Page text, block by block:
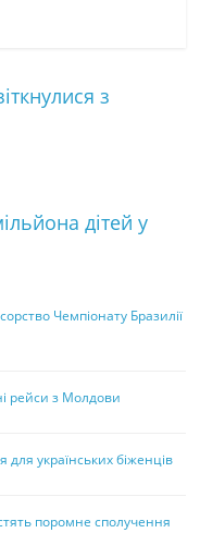
з
дітей у
Чемпіонату Бразилії
рейси з Молдови
для українських біженців
поромне сполучення